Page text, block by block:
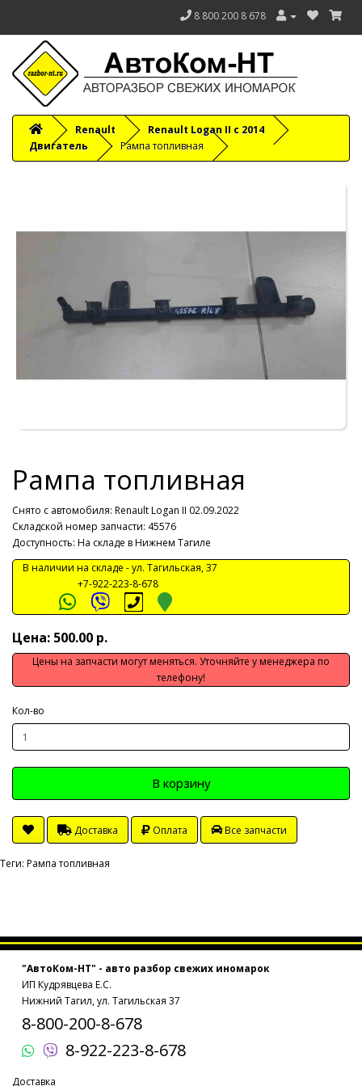
8 800 200 8 678
Renault
Renault Logan II с 2014
Двигатель
Рампа топливная
Рампа топливная
Снято с автомобиля: Renault Logan II 02.09.2022
Складской номер запчасти: 45576
Доступность: На складе в Нижнем Тагиле
В наличии на складе -ул. Тагильская, 37
+7-922-223-8-678
Цена: 500.00 р.
Цены на запчасти могут меняться. Уточняйте у менеджера по
телефону!
Кол-во
В корзину
Доставка Оплата Все запчасти
Теги: Рампа топливная
"АвтоКом-НТ" - авто разбор свежих иномарок
ИП Кудрявцева Е.С.
Нижний Тагил, ул. Тагильская 37
8-800-200-8-678
8-922-223-8-678
Доставка